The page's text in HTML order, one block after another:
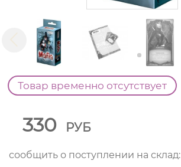
Товар временно отсутствует
330 РУБ
сообщить о поступлении на склад: